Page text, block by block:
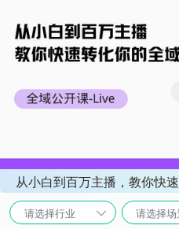
从小白到百万主播，教你快
请选择行业 请选择